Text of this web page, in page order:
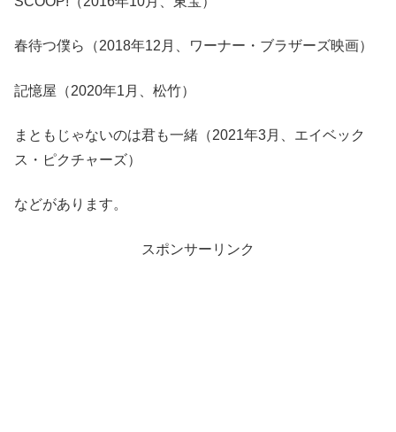
春待つ僕ら（2018年12月、ワーナー・ブラザーズ映画）
記憶屋（2020年1月、松竹）
まともじゃないのは君も一緒（2021年3月、エイベック
ス・ピクチャーズ）
などがあります。
スポンサーリンク